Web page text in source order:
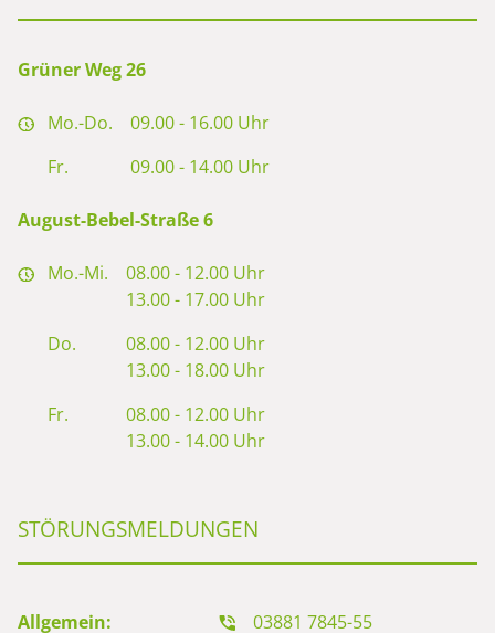
Grüner Weg 26
Mo.-Do. 09.00 - 16.00 Uhr
Fr.
09.00 - 14.00 Uhr
August-Bebel-Straße 6
Mo.-Mi. 08.00 - 12.00 Uhr
13.00 - 17.00 Uhr
Do.
08.00 - 12.00 Uhr
13.00 - 18.00 Uhr
Fr.
08.00 - 12.00 Uhr
13.00 - 14.00 Uhr
STÖRUNGSMELDUNGEN
Allgemein:
03881 7845-55